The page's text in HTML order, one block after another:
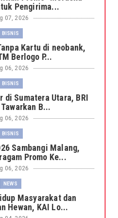
Pengirima...
07, 2026
BISNIS
Kartu di neobank,
Berlogo P...
06, 2026
BISNIS
di Sumatera Utara, BRI
B...
06, 2026
BISNIS
Sambangi Malang,
Promo Ke...
06, 2026
NEWS
Masyarakat dan
Hewan, KAI Lo...